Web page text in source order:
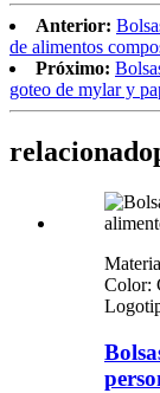
Anterior:
de alimentos
Próximo:
goteo de mylar y
relacionado
Color: